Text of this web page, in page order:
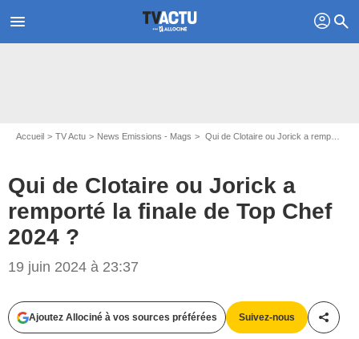
menu profil search
Accueil TV Actu News Emissions - Mags Qui de Clotaire ou Jorick a remporté la finale de Top Chef 2024 ?
Qui de Clotaire ou Jorick a
remporté la finale de Top Chef
2024 ?
19 juin 2024 à 23:37
Ajoutez Allociné à vos sources préférées Suivez-nous